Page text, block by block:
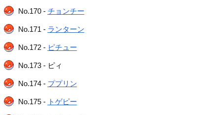
No.170 - チョンチー
No.171 - ランターン
No.172 - ピチュー
No.173 - ピィ
No.174 - ププリン
No.175 - トゲピー